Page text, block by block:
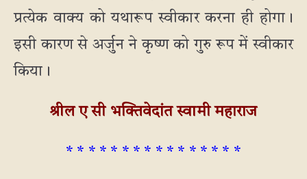
प्रत्येक वाक्य को यथारूप स्वीकार करना ही होगा।
इसी कारण से अर्जुन ने कृष्ण को गुरु रूप में स्वीकार
किया।
श्रील ए सी भक्तिवेदांत स्वामी महाराज
* * * * * * * * * * * * * * * *